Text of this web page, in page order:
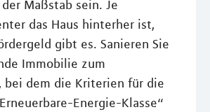
Maßstab sein. Je
das Haus hinterher ist,
gibt es. Sanieren Sie
Immobilie zum
bei dem die Kriterien für die
Energie-Klasse“